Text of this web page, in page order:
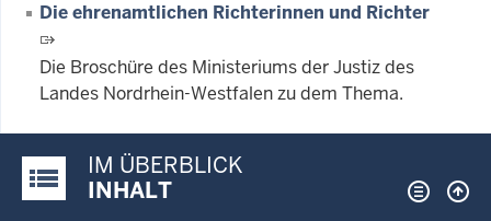
Die ehrenamtlichen Richterinnen und Richter
Die Broschüre des Ministeriums der Justiz des
Landes Nordrhein-Westfalen zu dem Thema.
Justiz-Portal im Überblick:
IM ÜBERBLICK
INHALT